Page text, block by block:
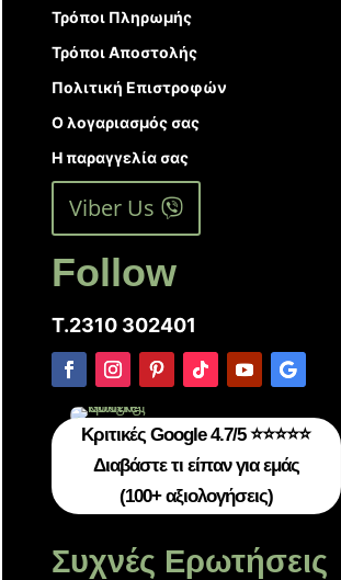
Τρόποι Πληρωμής
Τρόποι Αποστολής
Πολιτική Επιστροφών
Ο λογαριασμός σας
Η παραγγελία σας
Viber Us
Follow
T.2310 302401
Κριτικές Google 4.7/5 ⭐⭐⭐⭐⭐
Διαβάστε τι είπαν για εμάς
(100+ αξιολογήσεις)
Συχνές Ερωτήσεις